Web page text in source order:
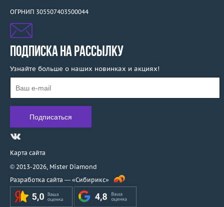
ОГРНИП 305507403500044
ПОДПИСКА НА РАССЫЛКУ
Узнайте больше о наших новинках и акциях!
Карта сайта
© 2013-2026, Mister Diamond
Разработка сайта — «Сибирикс»